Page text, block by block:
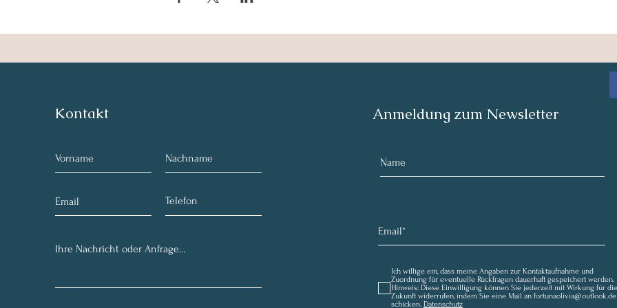
Kontakt Anmeldung zum Newsletter
Ich willige ein, dass meine Angaben zur Kontaktaufnahme und
Zuordnung für eventuelle Rückfragen dauerhaft gespeichert werden.
Hinweis: Diese Einwilligung können Sie jederzeit mit Wirkung für die
Zukunft widerrufen, indem Sie eine Mail an fortunaolivia@outlook.de
schicken. Datenschutz